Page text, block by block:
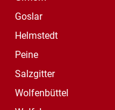
Goslar
Helmstedt
Peine
Salzgitter
Wolfenbüttel